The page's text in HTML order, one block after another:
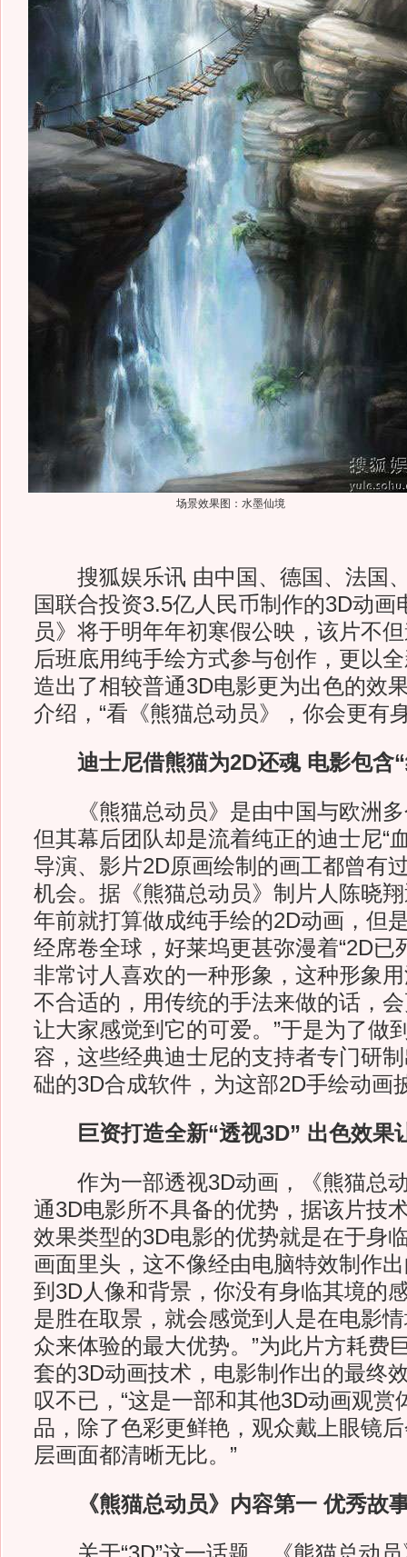
场景效果图：水墨仙境
搜狐娱乐讯 由中国、德国、法国
国联合投资3.5亿人民币制作的3D动画
员》将于明年年初寒假公映，该片不
后班底用纯手绘方式参与创作，更以全
造出了相较普通3D电影更为出色的效
介绍，“看《熊猫总动员》，你会更有
迪士尼借熊猫为2D还魂 电影包含
《熊猫总动员》是由中国与欧洲多
但其幕后团队却是流着纯正的迪士尼“
导演、影片2D原画绘制的画工都曾有
机会。据《熊猫总动员》制片人陈晓
年前就打算做成纯手绘的2D动画，但
经席卷全球，好莱坞更甚弥漫着“2D已
非常讨人喜欢的一种形象，这种形象
不合适的，用传统的手法来做的话，
让大家感觉到它的可爱。”于是为了做
容，这些经典迪士尼的支持者专门研
础的3D合成软件，为这部2D手绘动画
巨资打造全新“透视3D” 出色效果
作为一部透视3D动画，《熊猫总动
通3D电影所不具备的优势，据该片技
效果类型的3D电影的优势就是在于身
画面里头，这不像经由电脑特效制作
到3D人像和背景，你没有身临其境的
是胜在取景，就会感觉到人是在电影
众来体验的最大优势。”为此片方耗费
套的3D动画技术，电影制作出的最终
叹不已，“这是一部和其他3D动画观赏
品，除了色彩更鲜艳，观众戴上眼镜
层画面都清晰无比。”
《熊猫总动员》内容第一 优秀故